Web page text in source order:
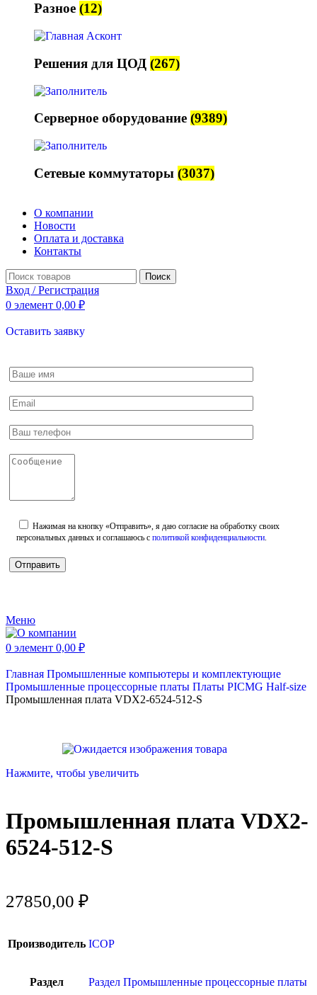
Разное (12)
Решения для ЦОД (267)
Серверное оборудование (9389)
Сетевые коммутаторы (3037)
О компании
Новости
Оплата и доставка
Контакты
Поиск
Вход / Регистрация
0 элемент 0,00 ₽
Оставить заявку
Нажимая на кнопку «Отправить», я даю согласие на обработку своих
персональных данных и соглашаюсь с политикой конфиденциальности.
Меню
0 элемент 0,00 ₽
Главная Промышленные компьютеры и комплектующие
Промышленные процессорные платы Платы PICMG Half-size
Промышленная плата VDX2-6524-512-S
Нажмите, чтобы увеличить
Промышленная плата VDX2-
6524-512-S
27850,00 ₽
Производитель ICOP
Раздел Раздел Промышленные процессорные платы